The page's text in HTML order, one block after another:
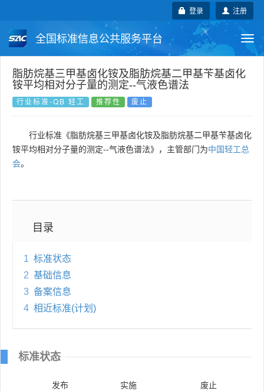
注册
登录
全国标准信息公共服务平台
国家标准 行业标准 地方标准
团体标准 企业标准
国外标准 技术委员会
脂肪烷基三甲基卤化铵及脂肪烷基二甲基苄基卤化
铵平均相对分子量的测定--气液色谱法
行业标准-QB 轻工 推荐性 废止
行业标准《脂肪烷基三甲基卤化铵及脂肪烷基二甲基苄基卤化
铵平均相对分子量的测定--气液色谱法》，主管部门为中国轻工总
会。
目录
1 标准状态
2 基础信息
3 备案信息
4 相近标准(计划)
标准状态
发布 实施 废止